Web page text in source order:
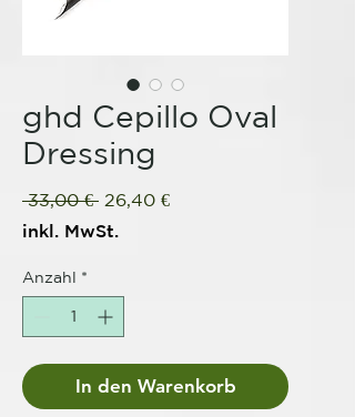
ghd Cepillo Oval
Dressing
33,00 € Standardpreis
26,40 €Sale-
inkl. MwSt.
Anzahl *
In den Warenkorb